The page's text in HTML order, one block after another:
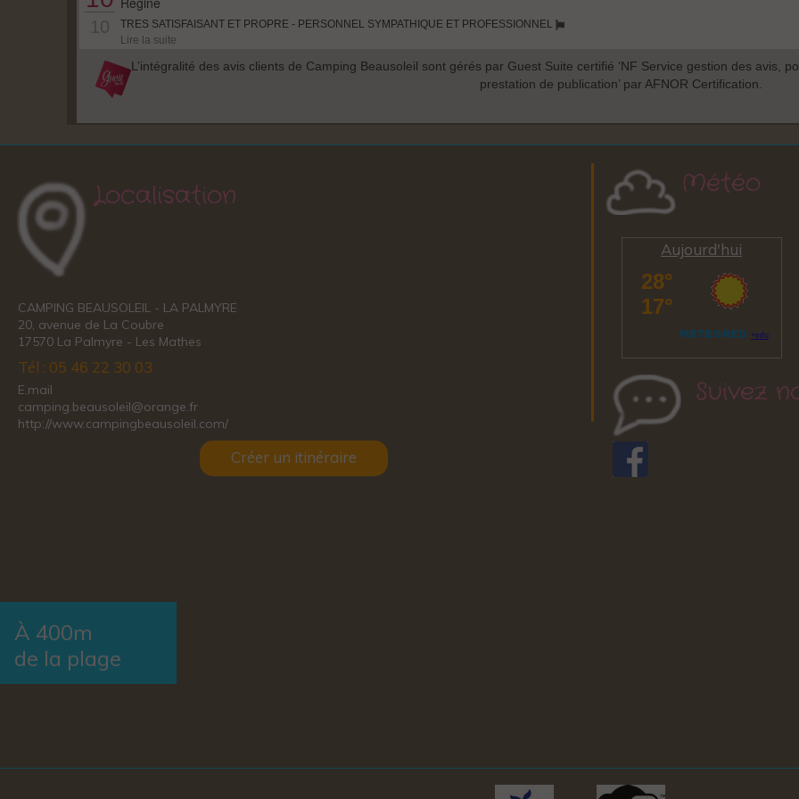
Localisation
CAMPING BEAUSOLEIL - LA PALMYRE
20, avenue de La Coubre
17570 La Palmyre - Les Mathes
Tél : 05 46 22 30 03
E.mail
camping.beausoleil@orange.fr
http://www.campingbeausoleil.com/
Créer un itinéraire
Météo
Aujourd'hui
Suivez
À 400m
de la plage